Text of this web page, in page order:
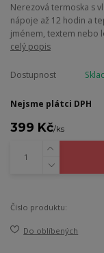
Nerezová termoska s
nápoje až 12 hodin a
jménem, textem nebo
celý popis
Dostupnost
Nejsme plátci DPH
399 Kč/ks
Číslo produktu:
Do oblíbených